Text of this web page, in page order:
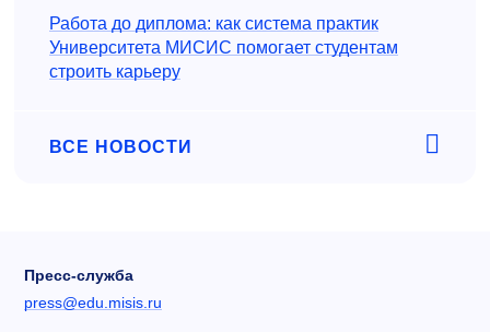
Работа до диплома: как система практик
Университета МИСИС помогает студентам
строить карьеру
ВСЕ НОВОСТИ
Пресс-служба
press@edu.misis.ru